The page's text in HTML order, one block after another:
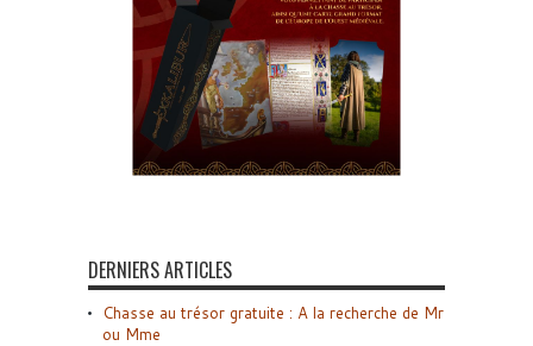
DERNIERS ARTICLES
Chasse au trésor gratuite : A la recherche de Mr
ou Mme